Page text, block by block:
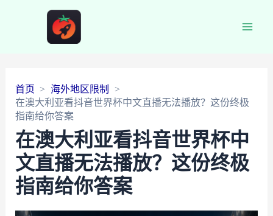
首页
海外地区限制
在澳大利亚看抖音世界杯中文直播无法播放？这份终极
指南给你答案
在澳大利亚看抖音世界杯中
文直播无法播放？这份终极
指南给你答案